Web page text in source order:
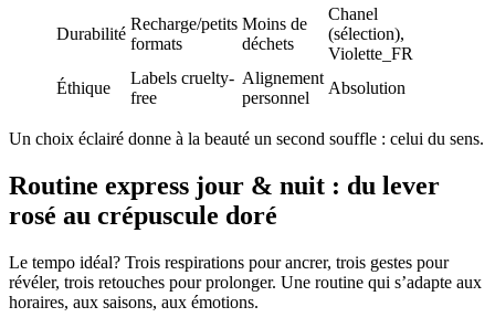
Durabilité
Recharge/petits
formats
Moins de
déchets
Chanel
(sélection),
Violette_FR
Éthique
Labels cruelty-
free
Alignement
personnel
Absolution
Un choix éclairé donne à la beauté un second souffle : celui du sens.
Routine express jour & nuit : du lever
rosé au crépuscule doré
Le tempo idéal? Trois respirations pour ancrer, trois gestes pour
révéler, trois retouches pour prolonger. Une routine qui s’adapte aux
horaires, aux saisons, aux émotions.